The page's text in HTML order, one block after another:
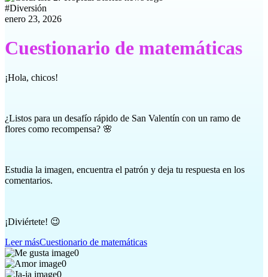
#Diversión
enero 23, 2026
Cuestionario de matemáticas
¡Hola, chicos!
¿Listos para un desafío rápido de San Valentín con un ramo de
flores como recompensa? 🌸
Estudia la imagen, encuentra el patrón y deja tu respuesta en los
comentarios.
¡Diviértete! 😉
Leer másCuestionario de matemáticas
0
0
0